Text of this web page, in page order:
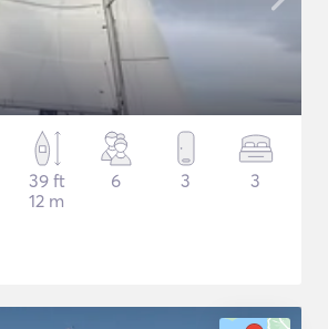
39 ft
12 m
6 3 3